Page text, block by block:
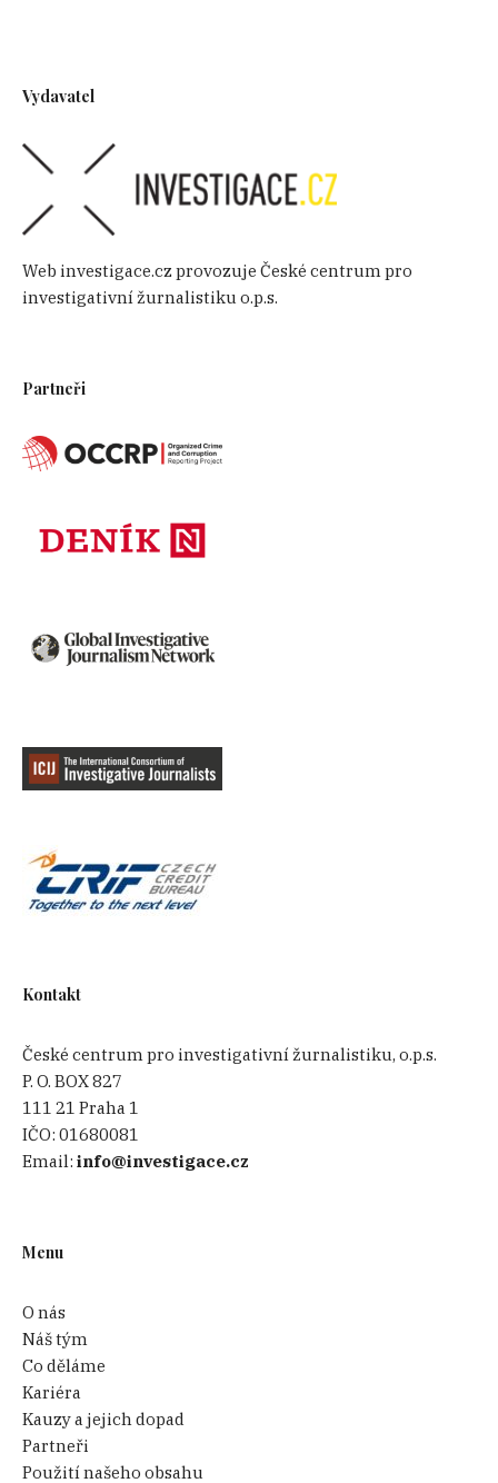
Vydavatel
Web investigace.cz provozuje České centrum pro
investigativní žurnalistiku o.p.s.
Partneři
Kontakt
České centrum pro investigativní žurnalistiku, o.p.s.
P. O. BOX 827
111 21 Praha 1
IČO:01680081
Email:info@investigace.cz
Menu
O nás
Náš tým
Co děláme
Kariéra
Kauzy a jejich dopad
Partneři
Použití našeho obsahu